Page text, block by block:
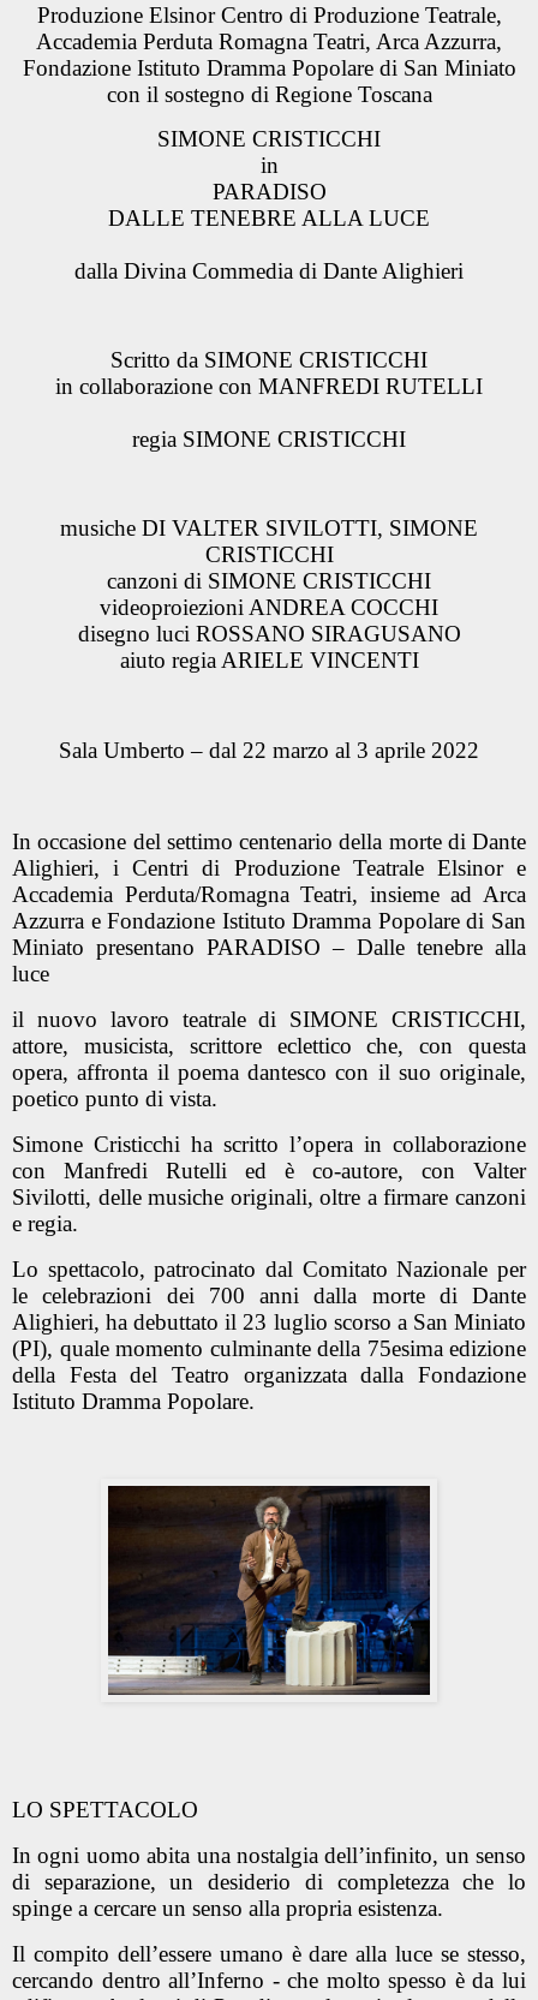
Produzione Elsinor Centro di Produzione Teatrale,
Accademia Perduta Romagna Teatri, Arca Azzurra,
Fondazione Istituto Dramma Popolare di San Miniato
con il sostegno di Regione Toscana
SIMONE CRISTICCHI
in
PARADISO
DALLE TENEBRE ALLA LUCE
dalla Divina Commedia di Dante Alighieri
Scritto da SIMONE CRISTICCHI
in collaborazione con MANFREDI RUTELLI
regia SIMONE CRISTICCHI
musiche DI VALTER SIVILOTTI, SIMONE
CRISTICCHI
canzoni di SIMONE CRISTICCHI
videoproiezioni ANDREA COCCHI
disegno luci ROSSANO SIRAGUSANO
aiuto regia ARIELE VINCENTI
Sala Umberto – dal 22 marzo al 3 aprile 2022
In occasione del settimo centenario della morte di Dante
Alighieri, i Centri di Produzione Teatrale Elsinor e
Accademia Perduta/Romagna Teatri, insieme ad Arca
Azzurra e Fondazione Istituto Dramma Popolare di San
Miniato presentano PARADISO – Dalle tenebre alla
luce
il nuovo lavoro teatrale di SIMONE CRISTICCHI,
attore, musicista, scrittore eclettico che, con questa
opera, affronta il poema dantesco con il suo originale,
poetico punto di vista.
Simone Cristicchi ha scritto l’opera in collaborazione
con Manfredi Rutelli ed è co-autore, con Valter
Sivilotti, delle musiche originali, oltre a firmare canzoni
e regia.
Lo spettacolo, patrocinato dal Comitato Nazionale per
le celebrazioni dei 700 anni dalla morte di Dante
Alighieri, ha debuttato il 23 luglio scorso a San Miniato
(PI), quale momento culminante della 75esima edizione
della Festa del Teatro organizzata dalla Fondazione
Istituto Dramma Popolare.
LO SPETTACOLO
In ogni uomo abita una nostalgia dell’infinito, un senso
di separazione, un desiderio di completezza che lo
spinge a cercare un senso alla propria esistenza.
Il compito dell’essere umano è dare alla luce se stesso,
cercando dentro all’Inferno - che molto spesso è da lui